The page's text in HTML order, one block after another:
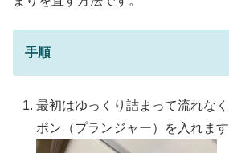
手順
最初はゆっくり詰まって流れな
ポン（プランジャー）を入れます